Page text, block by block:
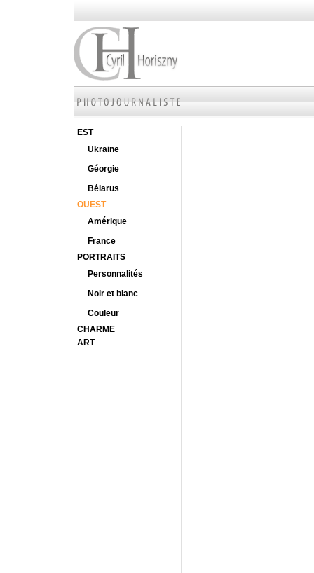
EST
Ukraine
Géorgie
Bélarus
OUEST
Amérique
France
PORTRAITS
Personnalités
Noir et blanc
Couleur
CHARME
ART